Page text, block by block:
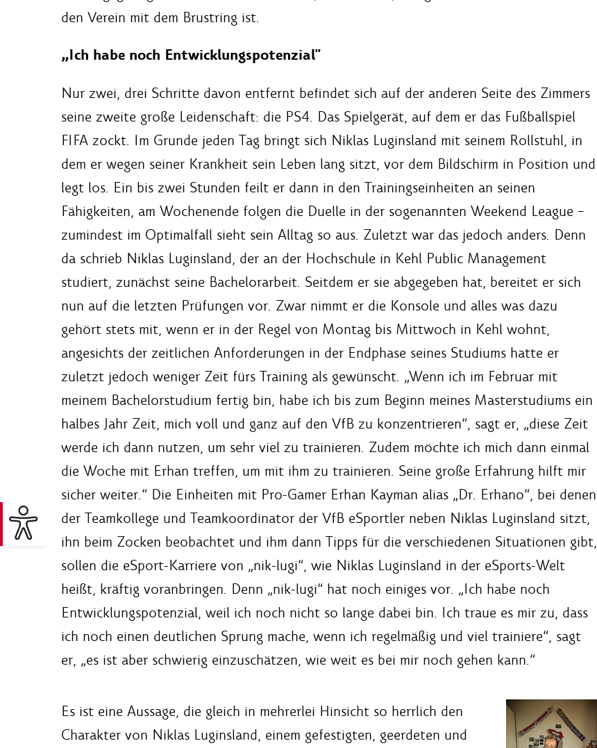
den Verein mit dem Brustring ist.
„Ich habe noch Entwicklungspotenzial"
Nur zwei, drei Schritte davon entfernt befindet sich auf der anderen Seite des Zimmers
seine zweite große Leidenschaft: die PS4. Das Spielgerät, auf dem er das Fußballspiel
FIFA zockt. Im Grunde jeden Tag bringt sich Niklas Luginsland mit seinem Rollstuhl, in
dem er wegen seiner Krankheit sein Leben lang sitzt, vor dem Bildschirm in Position und
legt los. Ein bis zwei Stunden feilt er dann in den Trainingseinheiten an seinen
Fähigkeiten, am Wochenende folgen die Duelle in der sogenannten Weekend League –
zumindest im Optimalfall sieht sein Alltag so aus. Zuletzt war das jedoch anders. Denn
da schrieb Niklas Luginsland, der an der Hochschule in Kehl Public Management
studiert, zunächst seine Bachelorarbeit. Seitdem er sie abgegeben hat, bereitet er sich
nun auf die letzten Prüfungen vor. Zwar nimmt er die Konsole und alles was dazu
gehört stets mit, wenn er in der Regel von Montag bis Mittwoch in Kehl wohnt,
angesichts der zeitlichen Anforderungen in der Endphase seines Studiums hatte er
zuletzt jedoch weniger Zeit fürs Training als gewünscht. „Wenn ich im Februar mit
meinem Bachelorstudium fertig bin, habe ich bis zum Beginn meines Masterstudiums ein
halbes Jahr Zeit, mich voll und ganz auf den VfB zu konzentrieren“, sagt er, „diese Zeit
werde ich dann nutzen, um sehr viel zu trainieren. Zudem möchte ich mich dann einmal
die Woche mit Erhan treffen, um mit ihm zu trainieren. Seine große Erfahrung hilft mir
sicher weiter.“ Die Einheiten mit Pro-Gamer Erhan Kayman alias „Dr. Erhano“, bei denen
der Teamkollege und Teamkoordinator der VfB eSportler neben Niklas Luginsland sitzt,
ihn beim Zocken beobachtet und ihm dann Tipps für die verschiedenen Situationen gibt,
sollen die eSport-Karriere von „nik-lugi“, wie Niklas Luginsland in der eSports-Welt
heißt, kräftig voranbringen. Denn „nik-lugi“ hat noch einiges vor. „Ich habe noch
Entwicklungspotenzial, weil ich noch nicht so lange dabei bin. Ich traue es mir zu, dass
ich noch einen deutlichen Sprung mache, wenn ich regelmäßig und viel trainiere“, sagt
er, „es ist aber schwierig einzuschätzen, wie weit es bei mir noch gehen kann.“
Es ist eine Aussage, die gleich in mehrerlei Hinsicht so herrlich den
Charakter von Niklas Luginsland, einem gefestigten, geerdeten und